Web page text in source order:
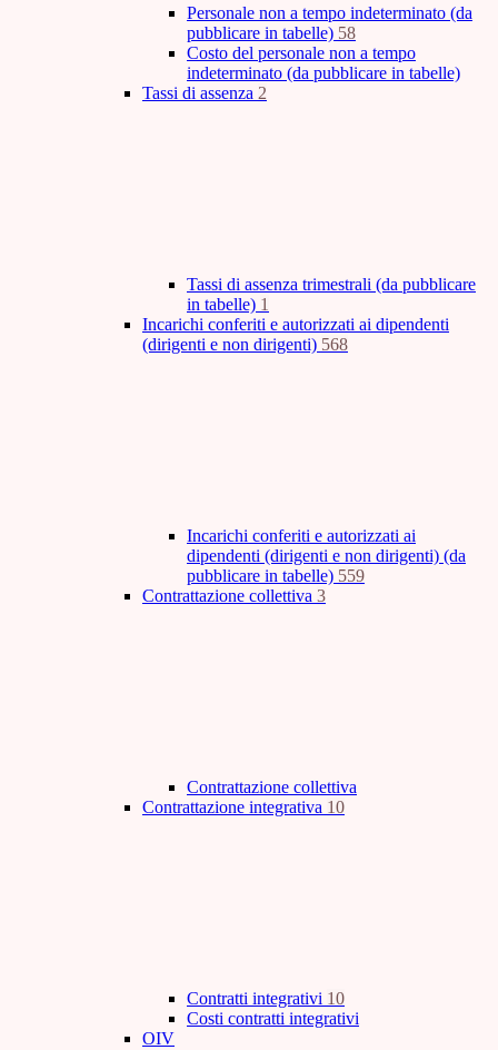
Personale non a tempo indeterminato (da
pubblicare in tabelle) 58
Costo del personale non a tempo
indeterminato (da pubblicare in tabelle)
Tassi di assenza 2
Tassi di assenza trimestrali (da pubblicare
in tabelle) 1
Incarichi conferiti e autorizzati ai dipendenti
(dirigenti e non dirigenti) 568
Incarichi conferiti e autorizzati ai
dipendenti (dirigenti e non dirigenti) (da
pubblicare in tabelle) 559
Contrattazione collettiva 3
Contrattazione collettiva
Contrattazione integrativa 10
Contratti integrativi 10
Costi contratti integrativi
OIV